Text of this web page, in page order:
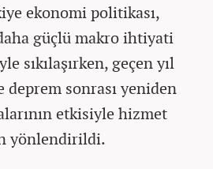
ekonomi politikası,
güçlü makro ihtiyati
sıkılaşırken, geçen yıl
sonrası yeniden
etkisiyle hizmet
yönlendirildi.